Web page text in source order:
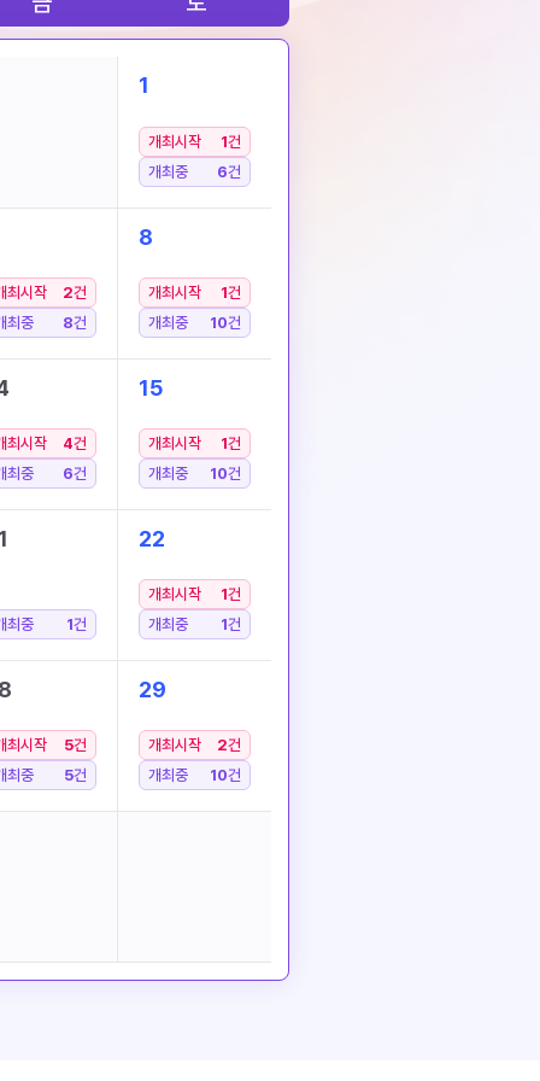
1
개최시작 1건
개최중
6건
최시작 2건
최중
8건
8
개최시작 1건
개최중
10건
최시작 4건
최중
6건
15
개최시작 1건
개최중
10건
최중 1건
22
개최시작 1건
개최중
1건
최시작 5건
최중
5건
29
개최시작 2건
개최중
10건